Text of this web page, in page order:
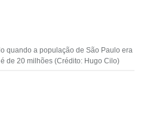
quando a população de São Paulo era
de 20 milhões (Crédito: Hugo Cilo)